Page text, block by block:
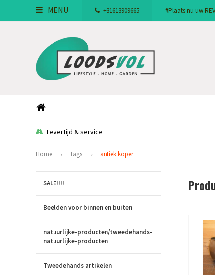
MENU +31613909665 #Plaats nu uw
Levertijd & service
Home Tags antiek koper
SALE!!!!
Beelden voor binnen en buiten
natuurlijke-producten/tweedehands-
natuurlijke-producten
Tweedehands artikelen